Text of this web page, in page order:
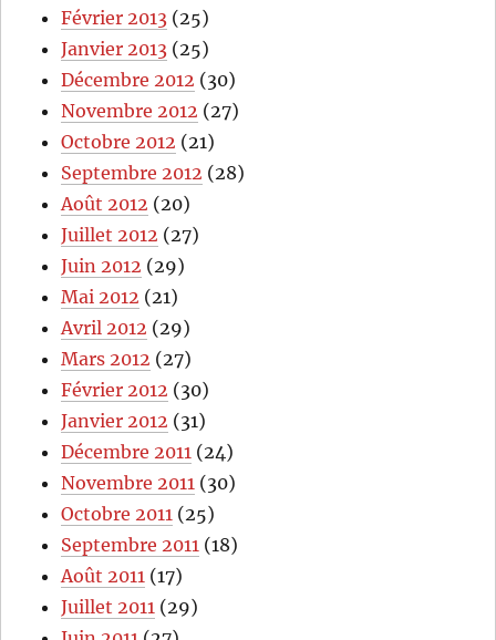
Février 2013 (25)
Janvier 2013 (25)
Décembre 2012 (30)
Novembre 2012 (27)
Octobre 2012 (21)
Septembre 2012 (28)
Août 2012 (20)
Juillet 2012 (27)
Juin 2012 (29)
Mai 2012 (21)
Avril 2012 (29)
Mars 2012 (27)
Février 2012 (30)
Janvier 2012 (31)
Décembre 2011 (24)
Novembre 2011 (30)
Octobre 2011 (25)
Septembre 2011 (18)
Août 2011 (17)
Juillet 2011 (29)